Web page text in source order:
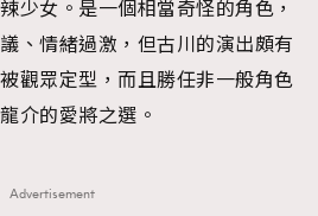
少女。是一個相當奇怪的角色，
、情緒過激，但古川的演出頗有
觀眾定型，而且勝任非一般角色
介的愛將之選。
Advertisement